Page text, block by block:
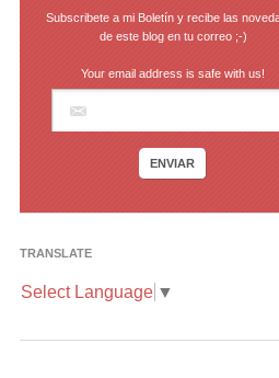
Subscribete a mi Boletín y recibe las
de este blog en tu correo ;-)
Your email address is safe with us!
TRANSLATE
Select Language ▼